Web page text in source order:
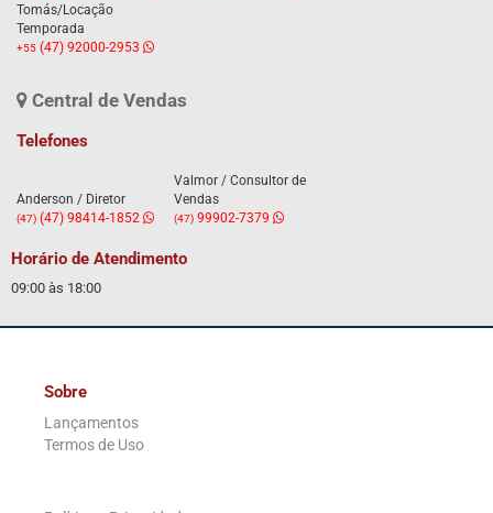
Tomás/Locação
Temporada
+55 (47) 92000-2953
Central de Vendas
Telefones
Anderson / Diretor
(47) (47) 98414-1852
Valmor / Consultor de
Vendas
(47)99902-7379
Horário de Atendimento
09:00 às 18:00
Sobre
Lançamentos
Termos de Uso